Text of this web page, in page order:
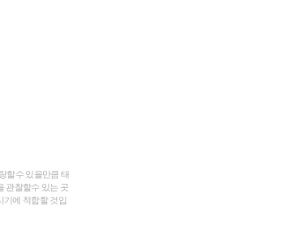
할수 있을만큼 태
관찰할수 있는 곳
기에 적합할 것입